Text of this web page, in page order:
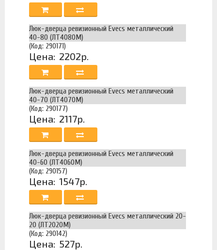
Люк-дверца ревизионный Evecs металлический
40-80 (ЛТ4080М)
(Код: 290171)
Цена: 2202р.
Люк-дверца ревизионный Evecs металлический
40-70 (ЛТ4070М)
(Код: 290177)
Цена: 2117р.
Люк-дверца ревизионный Evecs металлический
40-60 (ЛТ4060М)
(Код: 290157)
Цена: 1547р.
Люк-дверца ревизионный Evecs металлический 20-
20 (ЛТ2020М)
(Код: 290142)
Цена: 527р.